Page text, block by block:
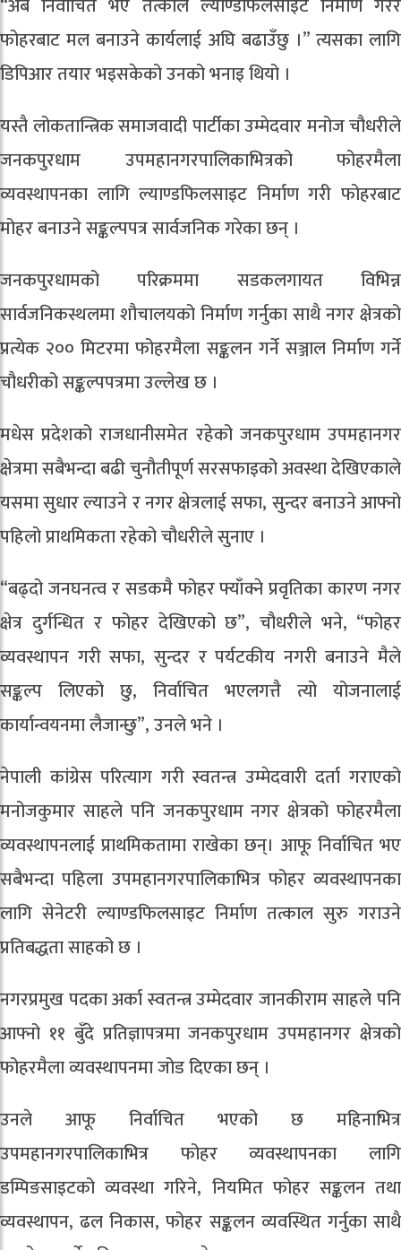
“अब निर्वाचित भए तत्काल ल्याण्डफिलसाइट निर्माण गरेर
फोहरबाट मल बनाउने कार्यलाई अघि बढाउँछु ।” त्यसका लागि
डिपिआर तयार भइसकेको उनको भनाइ थियो ।
यस्तै लोकतान्त्रिक समाजवादी पार्टीका उम्मेदवार मनोज चौधरीले
जनकपुरधाम उपमहानगरपालिकाभित्रको फोहरमैला
व्यवस्थापनका लागि ल्याण्डफिलसाइट निर्माण गरी फोहरबाट
मोहर बनाउने सङ्कल्पपत्र सार्वजनिक गरेका छन् ।
जनकपुरधामको परिक्रममा सडकलगायत विभिन्न
सार्वजनिकस्थलमा शौचालयको निर्माण गर्नुका साथै नगर क्षेत्रको
प्रत्येक २०० मिटरमा फोहरमैला सङ्कलन गर्ने सञ्जाल निर्माण गर्ने
चौधरीको सङ्कल्पपत्रमा उल्लेख छ ।
मधेस प्रदेशको राजधानीसमेत रहेको जनकपुरधाम उपमहानगर
क्षेत्रमा सबैभन्दा बढी चुनौतीपूर्ण सरसफाइको अवस्था देखिएकाले
यसमा सुधार ल्याउने र नगर क्षेत्रलाई सफा, सुन्दर बनाउने आफ्नो
पहिलो प्राथमिकता रहेको चौधरीले सुनाए ।
“बढ्दो जनघनत्व र सडकमै फोहर फ्याँक्ने प्रवृतिका कारण नगर
क्षेत्र दुर्गन्धित र फोहर देखिएको छ”, चौधरीले भने, “फोहर
व्यवस्थापन गरी सफा, सुन्दर र पर्यटकीय नगरी बनाउने मैले
सङ्कल्प लिएको छु, निर्वाचित भएलगत्तै त्यो योजनालाई
कार्यान्वयनमा लैजान्छु”, उनले भने ।
नेपाली कांग्रेस परित्याग गरी स्वतन्त्र उम्मेदवारी दर्ता गराएको
मनोजकुमार साहले पनि जनकपुरधाम नगर क्षेत्रको फोहरमैला
व्यवस्थापनलाई प्राथमिकतामा राखेका छन्। आफू निर्वाचित भए
सबैभन्दा पहिला उपमहानगरपालिकाभित्र फोहर व्यवस्थापनका
लागि सेनेटरी ल्याण्डफिलसाइट निर्माण तत्काल सुरु गराउने
प्रतिबद्धता साहको छ ।
नगरप्रमुख पदका अर्का स्वतन्त्र उम्मेदवार जानकीराम साहले पनि
आफ्नो ११ बुँदे प्रतिज्ञापत्रमा जनकपुरधाम उपमहानगर क्षेत्रको
फोहरमैला व्यवस्थापनमा जोड दिएका छन् ।
उनले आफू निर्वाचित भएको छ महिनाभित्र
उपमहानगरपालिकाभित्र फोहर व्यवस्थापनका लागि
डम्पिङसाइटको व्यवस्था गरिने, नियमित फोहर सङ्कलन तथा
व्यवस्थापन, ढल निकास, फोहर सङ्कलन व्यवस्थित गर्नुका साथै